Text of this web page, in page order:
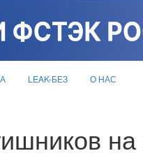
LEAK-БЕЗ О НАС
на